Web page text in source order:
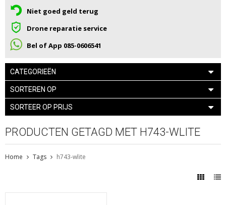
Niet goed geld terug
Drone reparatie service
Bel of App 085-0606541
CATEGORIEËN
SORTEREN OP
SORTEER OP PRIJS
PRODUCTEN GETAGD MET H743-WLITE
Home Tags h743-wlite